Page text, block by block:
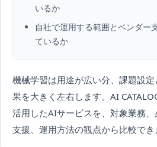
いるか
自社で運用する範囲とベンダー
ているか
機械学習は用途が広い分、課題設
果を大きく左右します。AI
活用したAIサービスを、対象業務、
支援、運用方法の観点から比較でき